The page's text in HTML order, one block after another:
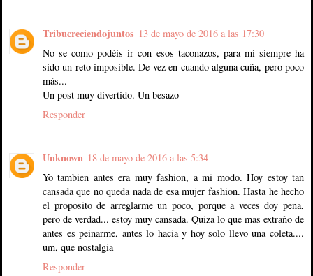
Tribucreciendojuntos 13 de mayo de 2016 a las 17:30
No se como podéis ir con esos taconazos, para mi siempre ha
sido un reto imposible. De vez en cuando alguna cuña, pero poco
más...
Un post muy divertido. Un besazo
Responder
Unknown 18 de mayo de 2016 a las 5:34
Yo tambien antes era muy fashion, a mi modo. Hoy estoy tan
cansada que no queda nada de esa mujer fashion. Hasta he hecho
el proposito de arreglarme un poco, porque a veces doy pena,
pero de verdad... estoy muy cansada. Quiza lo que mas extraño de
antes es peinarme, antes lo hacia y hoy solo llevo una coleta....
um, que nostalgia
Responder